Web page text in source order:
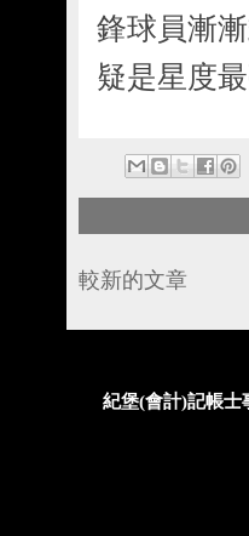
鋒球員漸
疑是星度
較新的文章
紀堡(會計)記帳士